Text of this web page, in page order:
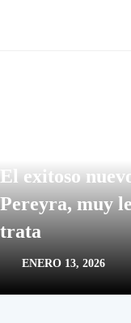
El exitoso
Pereyra, muy
trata
ENERO 13, 2026